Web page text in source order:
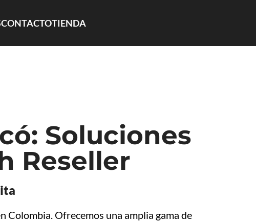
CONTACTOTIENDA
Soluciones
Reseller
Colombia. Ofrecemos una amplia gama de